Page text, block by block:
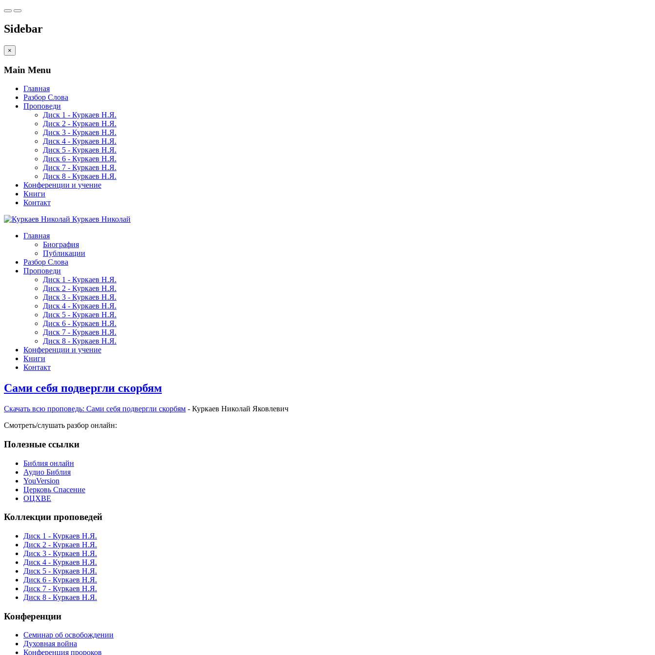
Sidebar
×
Main Menu
Главная
Разбор Слова
Проповеди
Диск 1 - Куркаев Н.Я.
Диск 2 - Куркаев Н.Я.
Диск 3 - Куркаев Н.Я.
Диск 4 - Куркаев Н.Я.
Диск 5 - Куркаев Н.Я.
Диск 6 - Куркаев Н.Я.
Диск 7 - Куркаев Н.Я.
Диск 8 - Куркаев Н.Я.
Конференции и учение
Книги
Контакт
Куркаев Николай
Главная
Биография
Публикации
Разбор Слова
Проповеди
Диск 1 - Куркаев Н.Я.
Диск 2 - Куркаев Н.Я.
Диск 3 - Куркаев Н.Я.
Диск 4 - Куркаев Н.Я.
Диск 5 - Куркаев Н.Я.
Диск 6 - Куркаев Н.Я.
Диск 7 - Куркаев Н.Я.
Диск 8 - Куркаев Н.Я.
Конференции и учение
Книги
Контакт
Сами себя подвергли скорбям
Скачать вcю проповедь: Сами себя подвергли скорбям - Куркаев Николай Яковлевич
Смотреть/слушать разбор онлайн:
Полезные ссылки
Библия онлайн
Аудио Библия
YouVersion
Церковь Спасение
ОЦХВЕ
Коллекции проповедей
Диск 1 - Куркаев Н.Я.
Диск 2 - Куркаев Н.Я.
Диск 3 - Куркаев Н.Я.
Диск 4 - Куркаев Н.Я.
Диск 5 - Куркаев Н.Я.
Диск 6 - Куркаев Н.Я.
Диск 7 - Куркаев Н.Я.
Диск 8 - Куркаев Н.Я.
Конференции
Семинар об освобождении
Духовная война
Конференция пророков